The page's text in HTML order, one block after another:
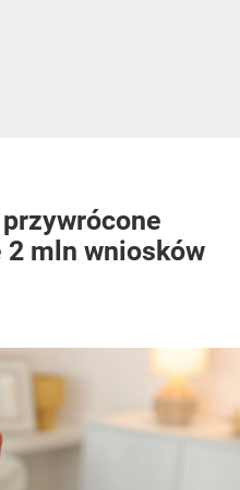
mln wniosków